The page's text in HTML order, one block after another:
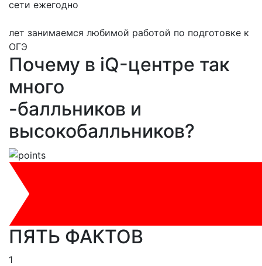
сети ежегодно
лет занимаемся любимой работой по подготовке к
ОГЭ
Почему в iQ-центре так
много
-балльников и
высокобалльников?
ПЯТЬ ФАКТОВ
1